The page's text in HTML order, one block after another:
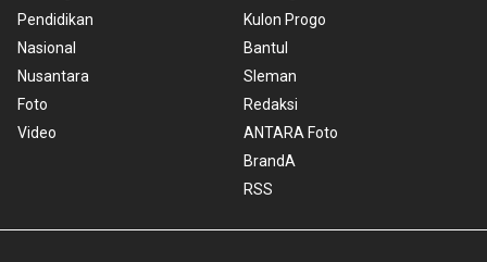
Pendidikan
Nasional
Nusantara
Foto
Video
Kulon Progo
Bantul
Sleman
Redaksi
ANTARA Foto
BrandA
RSS